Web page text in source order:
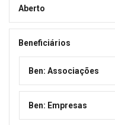
Aberto
Beneficiários
Ben: Associações
Ben: Empresas